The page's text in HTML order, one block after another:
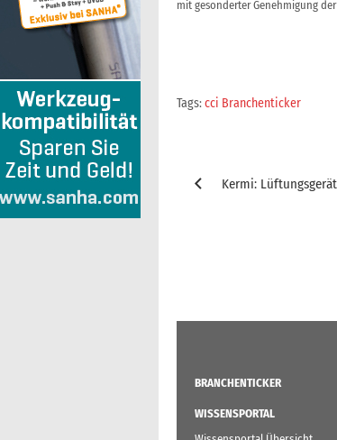
mit gesonderter Genehmigung
Tags:cci Branchenticker
Kermi: Lüftungsgerät
BRANCHENTICKER
WISSENSPORTAL